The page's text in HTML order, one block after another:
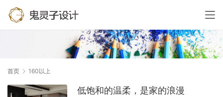
首页 160以上
低饱和的温柔，是家的浪漫